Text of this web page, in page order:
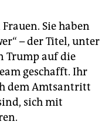
Sie haben
– der Titel, unter
Trump auf die
geschafft. Ihr
dem Amtsantritt
sich mit